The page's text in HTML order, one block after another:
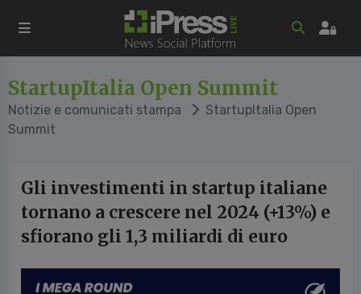
StartupItalia Open Summit
Notizie e comunicati stampa
StartupItalia Open
Summit
Gli investimenti in startup italiane
tornano a crescere nel 2024 (+13%) e
sfiorano gli 1,3 miliardi di euro